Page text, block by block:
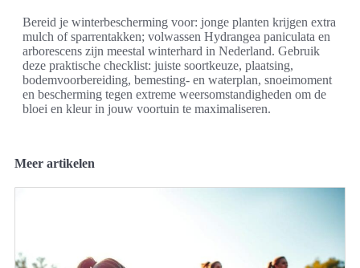
Bereid je winterbescherming voor: jonge planten krijgen extra
mulch of sparrentakken; volwassen Hydrangea paniculata en
arborescens zijn meestal winterhard in Nederland. Gebruik
deze praktische checklist: juiste soortkeuze, plaatsing,
bodemvoorbereiding, bemesting- en waterplan, snoeimoment
en bescherming tegen extreme weersomstandigheden om de
bloei en kleur in jouw voortuin te maximaliseren.
Meer artikelen